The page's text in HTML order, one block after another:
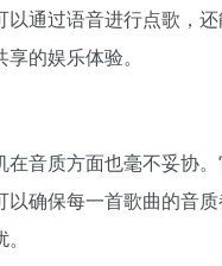
通过语音进行点歌，
的娱乐体验。
音质方面也毫不妥协
确保每一首歌曲的音